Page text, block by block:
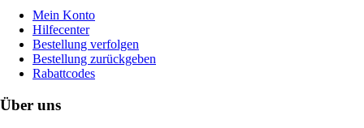
Mein Konto
Hilfecenter
Bestellung verfolgen
Bestellung zurückgeben
Rabattcodes
Über uns